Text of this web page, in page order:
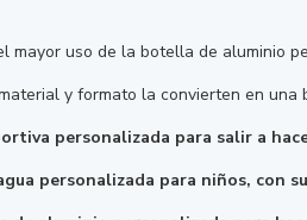
mayor uso de la botella de aluminio
y formato la convierten en
personalizada para salir a
personalizada para niños, con